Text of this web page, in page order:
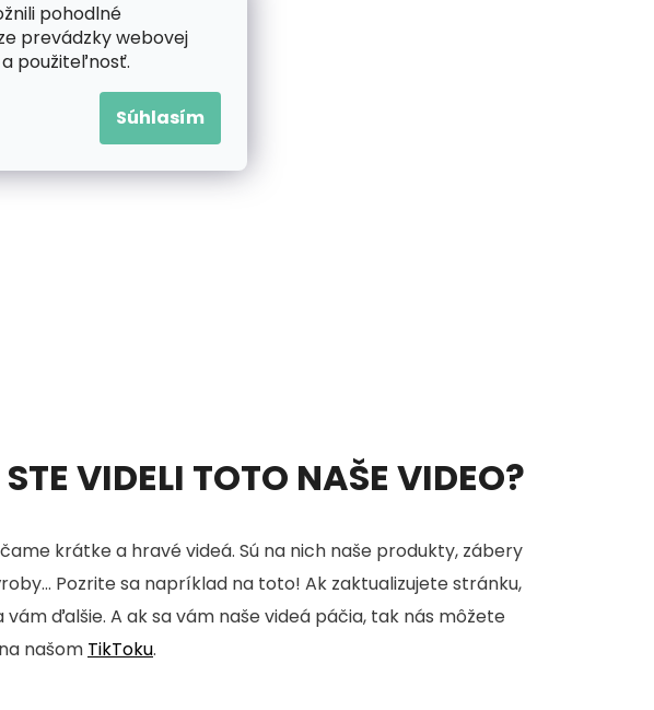
pohodlné
prevádzky webovej
použiteľnosť.
Súhlasím
Pozrite si náš návod.
VIDELI TOTO NAŠE VIDEO?
krátke a hravé videá. Sú na nich naše produkty, zábery
Pozrite sa napríklad na toto! Ak zaktualizujete stránku,
vám ďalšie. A ak sa vám naše videá páčia, tak nás môžete
našom TikToku.